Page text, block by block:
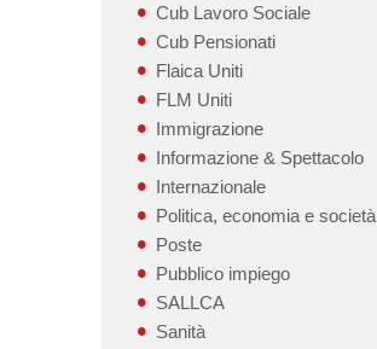
Cub Lavoro Sociale
Cub Pensionati
Flaica Uniti
FLM Uniti
Immigrazione
Informazione & Spettacolo
Internazionale
Politica, economia e società
Poste
Pubblico impiego
SALLCA
Sanità